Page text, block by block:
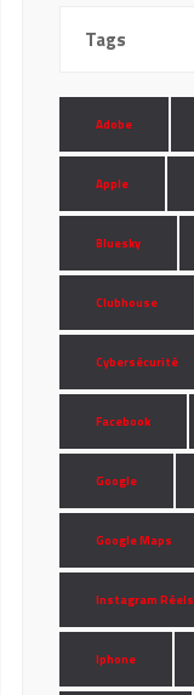
Tags
Adobe
Apple
Bluesky
Clubhouse
Cybersécurité
Facebook
Google
Google Maps
Instagram Réels
Iphone